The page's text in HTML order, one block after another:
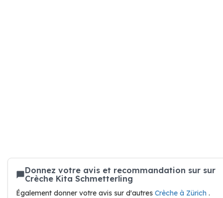
Donnez votre avis et recommandation sur sur
Crèche Kita Schmetterling
Également donner votre avis sur d'autres Crèche à Zürich .